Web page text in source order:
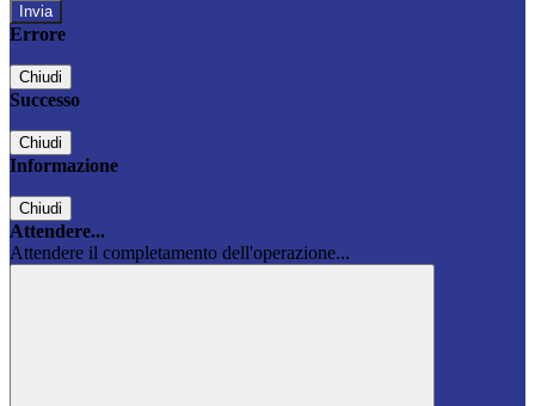
Errore
Chiudi
Successo
Chiudi
Informazione
Chiudi
Attendere...
Attendere il completamento dell'operazione...